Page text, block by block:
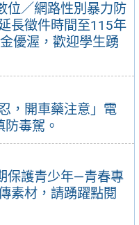
位／網路性別暴力防
長徵件時間至115年
優渥，歡迎學生踴
，開車藥注意」電
毒駕。
保護青少年—青春專
素材，請踴躍點閱